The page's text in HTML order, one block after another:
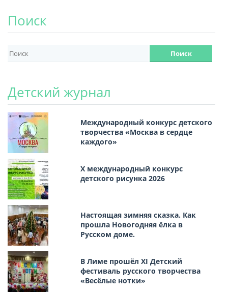
Поиск
Детский журнал
Международный конкурс детского
творчества «Москва в сердце
каждого»
Х международный конкурс
детского рисунка 2026
Настоящая зимняя сказка. Как
прошла Новогодняя ёлка в
Русском доме.
В Лиме прошёл XI Детский
фестиваль русского творчества
«Весёлые нотки»